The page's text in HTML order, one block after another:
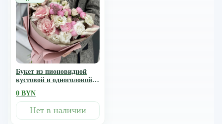
Букет из пионовидной
кустовой и одноголовой
и лагуруса Любящее
сердце
0 BYN
Нет в наличии